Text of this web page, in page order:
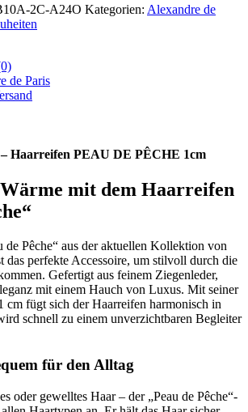
2C-A24O Kategorien: Alexandre de
de Paris
Haarreifen PEAU DE PÊCHE 1cm
mit dem Haarreifen
de Pêche“ aus der aktuellen Kollektion von
das perfekte Accessoire, um stilvoll durch die
Gefertigt aus feinem Ziegenleder,
mit einem Hauch von Luxus. Mit seiner
cm fügt sich der Haarreifen harmonisch in
schnell zu einem unverzichtbaren Begleiter
für den Alltag
oder gewelltes Haar – der „Peau de Pêche“-